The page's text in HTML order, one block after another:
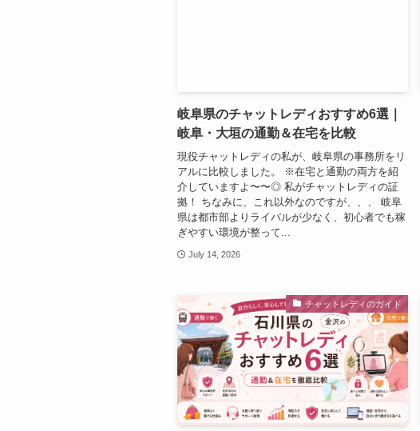
岐阜県のチャットレディおすすめ6選｜
岐阜・大垣の通勤＆在宅を比較
現役チャットレディの私が、岐阜県の事務所をリ
アルに比較しました。 ※在宅と通勤の両方を紹
介していますよ〜〜◎ 私がチャットレディの証
拠！ ちなみに、これ以外なのですが、、、 岐阜
県は都市部よりライバルが少なく、初心者でも稼
ぎやすい環境が整って...
July 14, 2026
チャットレディのガイド